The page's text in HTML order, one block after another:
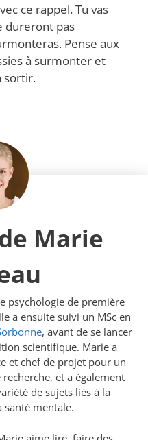
ce rappel. Tu vas
dureront pas
Pense aux
à surmonter et
sortir.
Marie
psychologie de première
a ensuite suivi un MSc en
, avant de se lancer
scientifique. Marie a
et chef de projet pour un
et a également
de sujets liés à la
santé mentale.